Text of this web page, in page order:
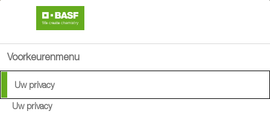
Voorkeurenmenu
Uw privacy
Uw privacy